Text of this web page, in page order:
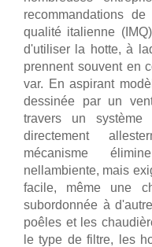
recommandations
qualité italienne
d'utiliser la hotte, à
prennent souvent en
var. En aspirant
dessinée par un
travers un
directement
mécanisme
nellambiente, mais
facile, même une
subordonnée à
poêles et les
le type de filtre, les